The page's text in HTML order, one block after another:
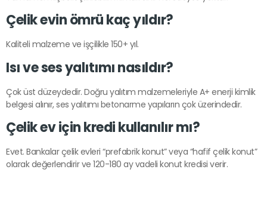
Çelik evin ömrü kaç yıldır?
Kaliteli malzeme ve işçilikle 150+ yıl.
Isı ve ses yalıtımı nasıldır?
Çok üst düzeydedir. Doğru yalıtım malzemeleriyle A+ enerji kimlik
belgesi alınır, ses yalıtımı betonarme yapıların çok üzerindedir.
Çelik ev için kredi kullanılır mı?
Evet. Bankalar çelik evleri “prefabrik konut” veya “hafif çelik konut”
olarak değerlendirir ve 120-180 ay vadeli konut kredisi verir.